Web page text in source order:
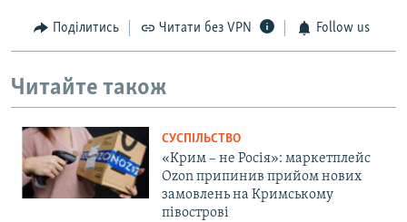
Поділитись Читати без VPN Follow us
Читайте також
СУСПІЛЬСТВО
«Крим – не Росія»: маркетплейс
Ozon припинив прийом нових
замовлень на Кримському
півострові